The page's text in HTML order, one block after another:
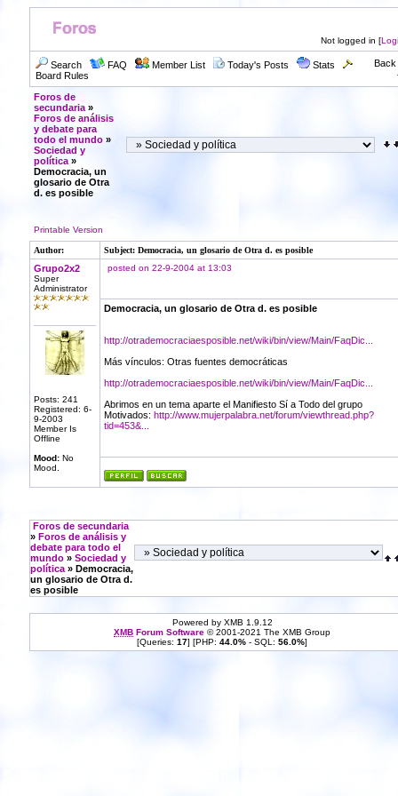
Not logged in [
Search FAQ Member List Today's Posts
Stats
Board Rules
Back
Foros de
secundaria»
Foros de análisis
y debate para
todo el mundo»
Sociedad y
política»
Democracia, un
glosario de Otra
d. es posible
Printable Version
Author: Subject: Democracia, un glosario de Otra d. es posible
Grupo2x2
Super
Administrator
Posts: 241
Registered: 6-
9-2003
Member Is
Offline
Mood:No
Mood.
posted on 22-9-2004 at 13:03
Democracia, un glosario de Otra d. es posible
http://otrademocraciaesposible.net/wiki/bin/view/Main/FaqDic...
Más vínculos: Otras fuentes democráticas
http://otrademocraciaesposible.net/wiki/bin/view/Main/FaqDic...
Abrimos en un tema aparte el Manifiesto Sí a Todo del grupo
Motivados: http://www.mujerpalabra.net/forum/viewthread.php?
tid=453&...
Foros de secundaria
» Foros de análisis y
debate para todo el
mundo» Sociedad y
política» Democracia,
un glosario de Otra d.
es posible
Powered by XMB 1.9.12
XMB Forum Software © 2001-2021 The XMB Group
[Queries: 17] [PHP: 44.0% - SQL: 56.0%]